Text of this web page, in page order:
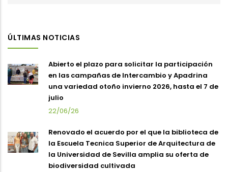
ÚLTIMAS NOTICIAS
Abierto el plazo para solicitar la participación
en las campañas de Intercambio y Apadrina
una variedad otoño invierno 2026, hasta el 7 de
julio
22/06/26
Renovado el acuerdo por el que la biblioteca de
la Escuela Tecnica Superior de Arquitectura de
la Universidad de Sevilla amplia su oferta de
biodiversidad cultivada